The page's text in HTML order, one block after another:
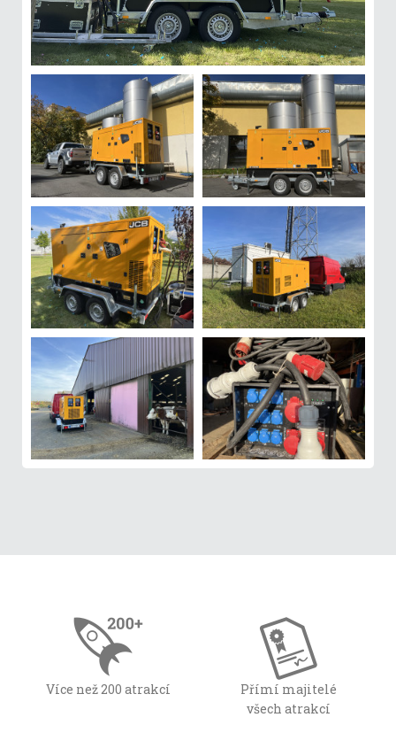
Více než 200 atrakcí
Přímí majitelé
všech atrakcí